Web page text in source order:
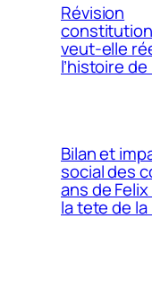
Révision
veut-elle
l’histoire de
Bilan et
social des
ans de
la tete de la